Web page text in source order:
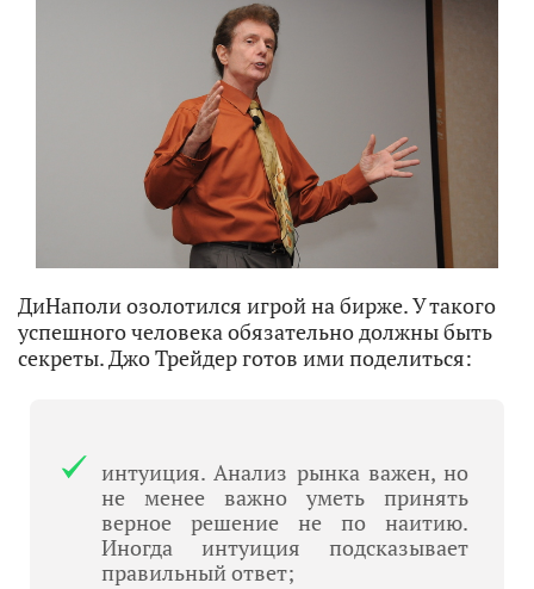
ДиНаполи озолотился игрой на бирже. У такого
успешного человека обязательно должны быть
секреты. Джо Трейдер готов ими поделиться:
интуиция. Анализ рынка важен, но
не менее важно уметь принять
верное решение не по наитию.
Иногда интуиция подсказывает
правильный ответ;